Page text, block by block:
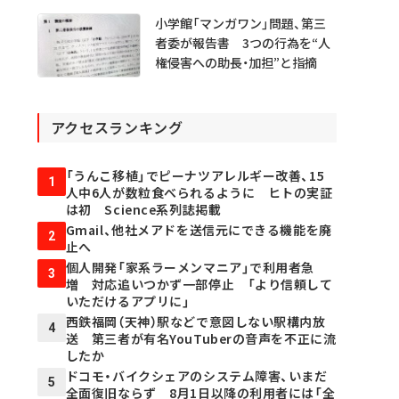
小学館「マンガワン」問題、第三
者委が報告書 3つの行為を“人
権侵害への助長・加担”と指摘
アクセスランキング
1
「うんこ移植」でピーナツアレルギー改善、15
人中6人が数粒食べられるように ヒトの実証
は初 Science系列誌掲載
2
Gmail、他社メアドを送信元にできる機能を廃
止へ
3
個人開発「家系ラーメンマニア」で利用者急
増 対応追いつかず一部停止 「より信頼して
いただけるアプリに」
4
西鉄福岡（天神）駅などで意図しない駅構内放
送 第三者が有名YouTuberの音声を不正に流
したか
5
ドコモ・バイクシェアのシステム障害、いまだ
全面復旧ならず 8月1日以降の利用者には「全